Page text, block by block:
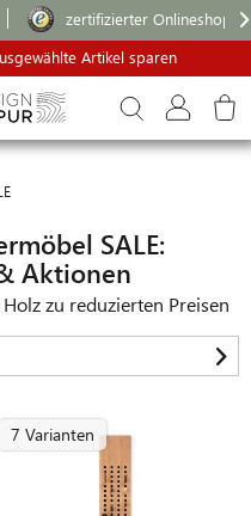
zertifizierter Onlineshop
Artikel sparen
SALE:
Aktionen
zu reduzierten Preisen
7 Varianten